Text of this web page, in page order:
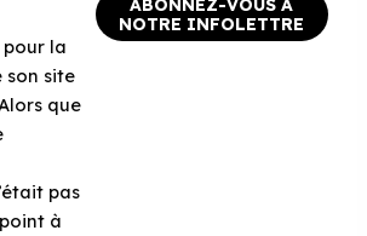
la
son site
que
pas
à
ABONNEZ-VOUS À
NOTRE INFOLETTRE